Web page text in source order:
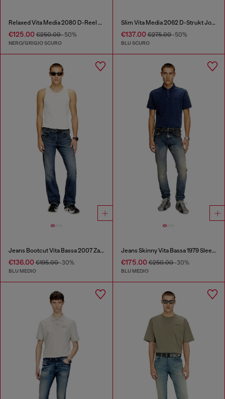
Relaxed Vita Media 2080 D-Reel Joggjeans®
€125.00 €250.00-50%
NERO/GRIGIO SCURO
Slim Vita Media 2062 D-Strukt Joggjeans®
€137.00€275.00-50%
BLU SCURO
Jeans Bootcut Vita Bassa 2007 Zatiny
€136.00 €195.00-30%
BLU MEDIO
Jeans Skinny Vita Bassa 1979 Sleenker
€175.00€250.00-30%
BLU MEDIO